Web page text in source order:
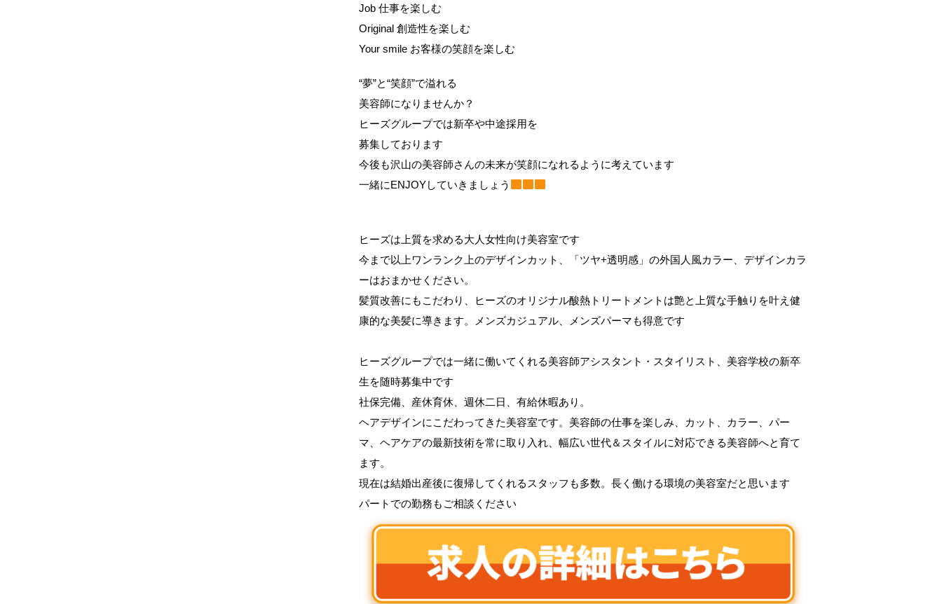
Job 仕事を楽しむ
Original 創造性を楽しむ
Your smile お客様の笑顔を楽しむ
“夢”と“笑顔”で溢れる
美容師になりませんか？
ヒーズグループでは新卒や中途採用を
募集しております
今後も沢山の美容師さんの未来が笑顔になれるように考えています
一緒にENJOYしていきましょう
ヒーズは上質を求める大人女性向け美容室です
今まで以上ワンランク上のデザインカット、「ツヤ+透明感」の外国人風カラー、デザインカラ
ーはおまかせください。
髪質改善にもこだわり、ヒーズのオリジナル酸熱トリートメントは艶と上質な手触りを叶え健
康的な美髪に導きます。メンズカジュアル、メンズパーマも得意です
ヒーズグループでは一緒に働いてくれる美容師アシスタント・スタイリスト、美容学校の新卒
生を随時募集中です
社保完備、産休育休、週休二日、有給休暇あり。
ヘアデザインにこだわってきた美容室です。美容師の仕事を楽しみ、カット、カラー、パー
マ、ヘアケアの最新技術を常に取り入れ、幅広い世代＆スタイルに対応できる美容師へと育て
ます。
現在は結婚出産後に復帰してくれるスタッフも多数。長く働ける環境の美容室だと思います
パートでの勤務もご相談ください